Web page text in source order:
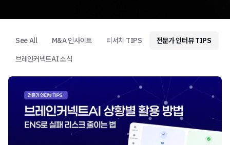
See All M&A 인사이트 리서치 TIPS
전문가 인터뷰 TIPS
브레인커넥트AI 소식